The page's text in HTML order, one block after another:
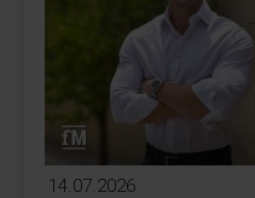
14.07.2026